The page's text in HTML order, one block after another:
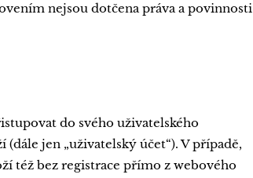
nejsou dotčena práva a povinnosti
do svého uživatelského
jen „uživatelský účet“). V případě,
též bez registrace přímo z webového